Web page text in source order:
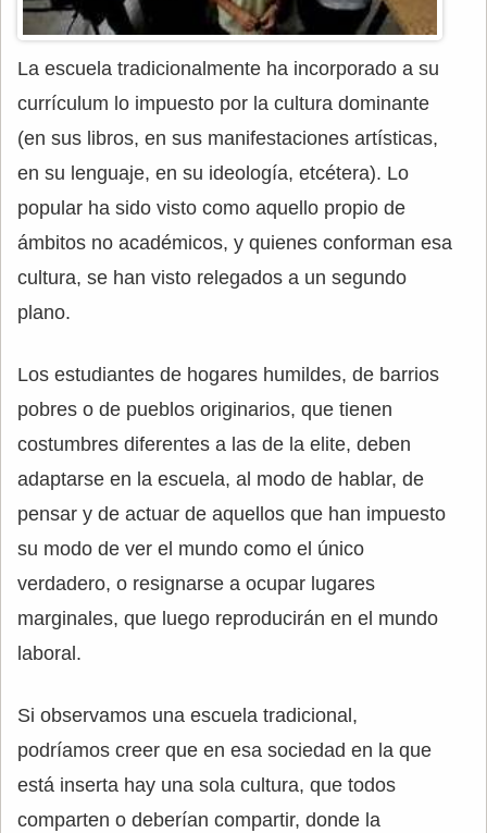
La escuela tradicionalmente ha incorporado a su
currículum lo impuesto por la cultura dominante
(en sus libros, en sus manifestaciones artísticas,
en su lenguaje, en su ideología, etcétera). Lo
popular ha sido visto como aquello propio de
ámbitos no académicos, y quienes conforman esa
cultura, se han visto relegados a un segundo
plano.
Los estudiantes de hogares humildes, de barrios
pobres o de pueblos originarios, que tienen
costumbres diferentes a las de la elite, deben
adaptarse en la escuela, al modo de hablar, de
pensar y de actuar de aquellos que han impuesto
su modo de ver el mundo como el único
verdadero, o resignarse a ocupar lugares
marginales, que luego reproducirán en el mundo
laboral.
Si observamos una escuela tradicional,
podríamos creer que en esa sociedad en la que
está inserta hay una sola cultura, que todos
comparten o deberían compartir, donde la